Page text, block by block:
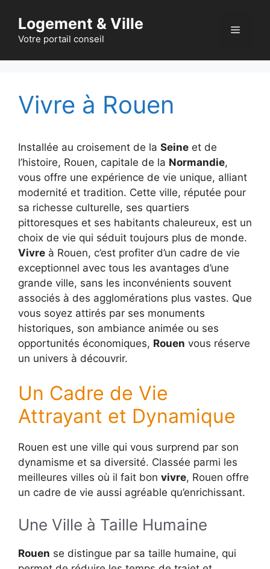
contenu
Logement & Ville
Votre portail conseil
Menu
Vivre à Rouen
Installée au croisement de la Seine et de
l’histoire, Rouen, capitale de la Normandie,
vous offre une expérience de vie unique, alliant
modernité et tradition. Cette ville, réputée pour
sa richesse culturelle, ses quartiers
pittoresques et ses habitants chaleureux, est un
choix de vie qui séduit toujours plus de monde.
Vivre à Rouen, c’est profiter d’un cadre de vie
exceptionnel avec tous les avantages d’une
grande ville, sans les inconvénients souvent
associés à des agglomérations plus vastes. Que
vous soyez attirés par ses monuments
historiques, son ambiance animée ou ses
opportunités économiques, Rouen vous réserve
un univers à découvrir.
Un Cadre de Vie
Attrayant et Dynamique
Rouen est une ville qui vous surprend par son
dynamisme et sa diversité. Classée parmi les
meilleures villes où il fait bon vivre, Rouen offre
un cadre de vie aussi agréable qu’enrichissant.
Une Ville à Taille Humaine
Rouen se distingue par sa taille humaine, qui